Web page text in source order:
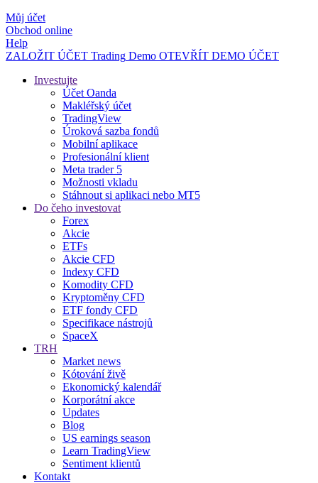
Můj účet
Obchod online
Help
ZALOŽIT ÚČET Trading Demo OTEVŘÍT DEMO ÚČET
Investujte
Účet Oanda
Makléřský účet
TradingView
Úroková sazba fondů
Mobilní aplikace
Profesionální klient
Meta trader 5
Možnosti vkladu
Stáhnout si aplikaci nebo MT5
Do čeho investovat
Forex
Akcie
ETFs
Akcie CFD
Indexy CFD
Komodity CFD
Kryptoměny CFD
ETF fondy CFD
Specifikace nástrojů
SpaceX
TRH
Market news
Kótování živě
Ekonomický kalendář
Korporátní akce
Updates
Blog
US earnings season
Learn TradingView
Sentiment klientů
Kontakt